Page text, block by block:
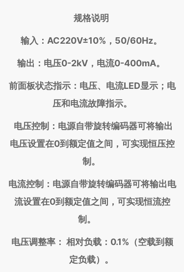
规格说明
输入：AC220V±10%，50/60Hz。
输出：电压0-2kV，电流0-400mA。
前面板状态指示：电压、电流LED显示；电
压和电流故障指示。
电压控制：电源自带旋转编码器可将输出
电压设置在0到额定值之间，可实现恒压控
制。
电流控制：电源自带旋转编码器可将输出电
流设置在0到额定值之间，可实现恒流控
制。
电压调整率： 相对负载：0.1%（空载到额
定负载）。